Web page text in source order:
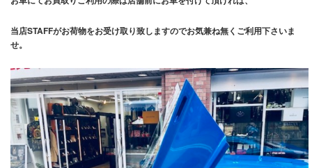
当店STAFFがお荷物をお受け取り致しますのでお気兼ね無くご利用下さいま
せ。